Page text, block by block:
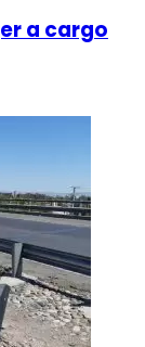
a cargo